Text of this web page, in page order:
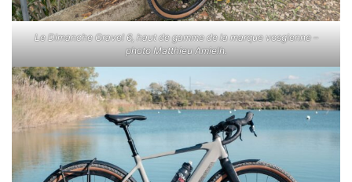
Le Dimanche Gravel 6, haut de gamme de la marque vosgienne –
photo Matthieu Amielh.